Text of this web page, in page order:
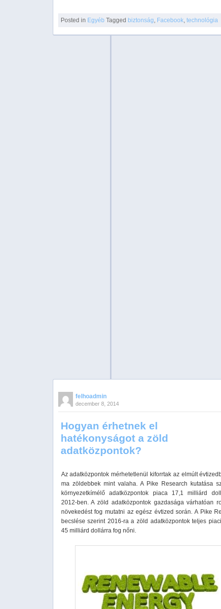
Posted in Egyéb Tagged biztonság Facebook ,technológia
felhoadmin
december 8, 2014
Hogyan érhetnek el
hatékonyságot a zöld
adatközpontok?
Az adatközpontok mérhetetlenül kiforrtak az elmúlt
ma zöldebbek mint valaha. A Pike Research kutatása
környezetkímélő adatközpontok piaca 17,1 milliárd
2012-ben. A zöld adatközpontok gazdasága várhatóan
növekedést fog mutatni az egész évtized során. A Pike
becslése szerint 2016-ra a zöld adatközpontok teljes
45 milliárd dollárra fog nőni.